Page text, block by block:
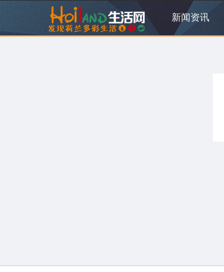
新闻资讯